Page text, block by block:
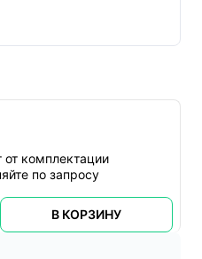
от комплектации
по запросу
В КОРЗИНУ